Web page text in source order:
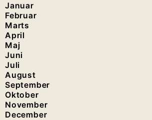
Januar
Februar
Marts
April
Maj
Juni
Juli
August
September
Oktober
November
December